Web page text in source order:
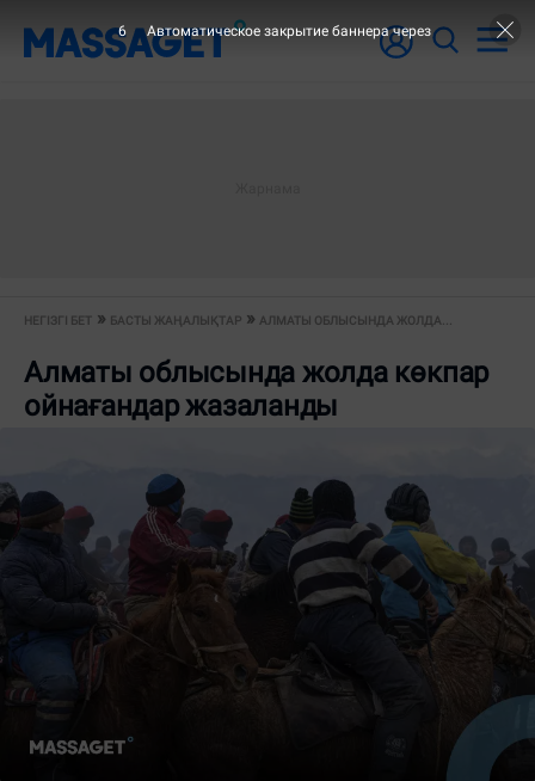
НЕГІЗГІ БЕТ БАСТЫ ЖАҢАЛЫҚТАР АЛМАТЫ ОБЛЫСЫНДА ЖОЛДА...
Алматы облысында жолда көкпар
ойнағандар жазаланды
6 Автоматическое закрытие баннера через